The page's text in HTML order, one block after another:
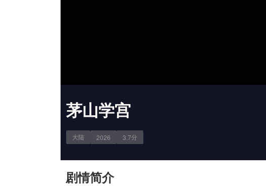
茅山学宫
大陆 2026 3.7分
剧情简介